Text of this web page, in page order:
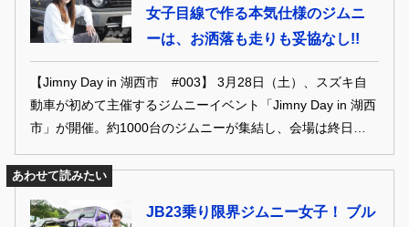
女子目線で作る本気仕様のジムニ
ーは、お洒落も走りも妥協なし!!
【Jimny Day in 湖西市 #003】 3月28日（土）、スズキ自
動車が初めて主催するジムニーイベント「Jimny Day in 湖西
市」が開催。約1000台のジムニーが集結し、会場は終日大盛
んな超ビッグイベントに参加したジムニーオーナーの愛車へ
た。
あわせて読みたい
JB23乗り限界ジムニー女子！ ブル